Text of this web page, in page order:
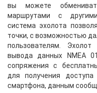
вы можете
маршрутами с
система эхолота
точки, с возможностью
пользователям.
вывода данных NMEA
сопряжения с
для получения
смартфона, данным